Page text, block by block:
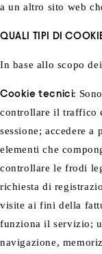
a un altro sito web
QUALI TIPI DI
In base allo scopo
Cookie tecnici:
controllare il traffico
sessione; accedere
elementi che
controllare le frodi
richiesta di
visite ai fini della
funziona il servizio;
navigazione,